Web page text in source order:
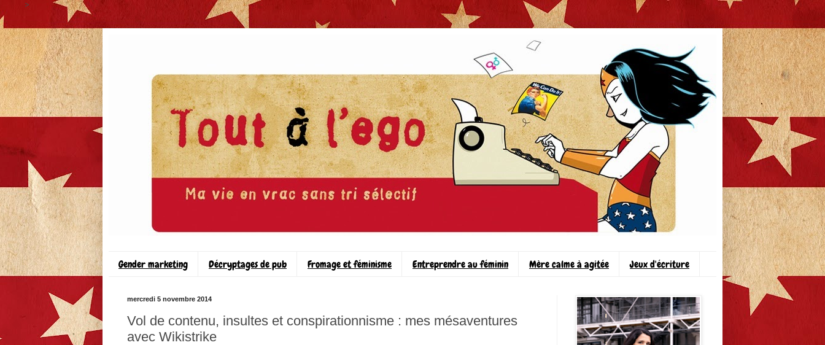
>
Gender marketing Décryptages de pub Fromage et féminisme Entreprendre au féminin Mère calme à agitée Jeux d'écriture
mercredi 5 novembre 2014
Vol de contenu, insultes et conspirationnisme : mes mésaventures
avec Wikistrike